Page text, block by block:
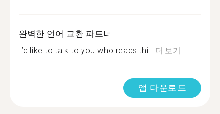
완벽한 언어 교환 파트너
I’d like to talk to you who reads thi...더 보기
앱 다운로드